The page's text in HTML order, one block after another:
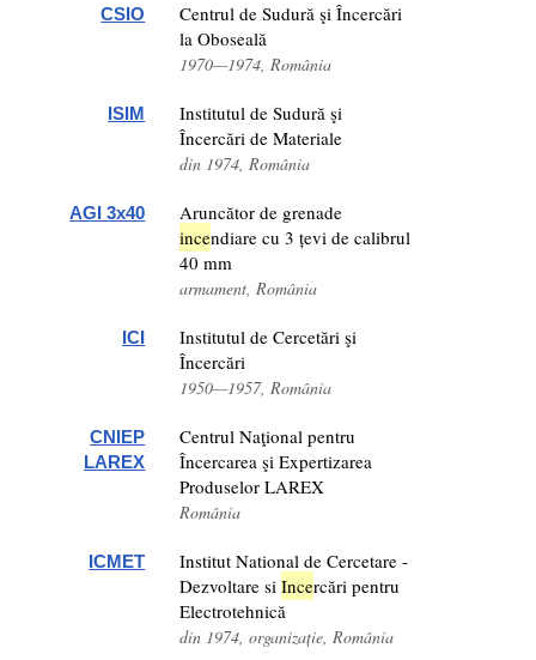
CSIO
Centrul de Sudură şi Încercări
la Oboseală
1970—1974, România
ISIM
Institutul de Sudură şi
Încercări de Materiale
din 1974, România
AGI 3x40
Aruncător de grenade
incendiare cu 3 țevi de calibrul
40 mm
armament, România
ICI
Institutul de Cercetări şi
Încercări
1950—1957, România
CNIEP
LAREX
Centrul Naţional pentru
Încercarea şi Expertizarea
Produselor LAREX
România
ICMET
Institut National de Cercetare -
Dezvoltare siIncercări pentru
Electrotehnică
din 1974, organizație, România